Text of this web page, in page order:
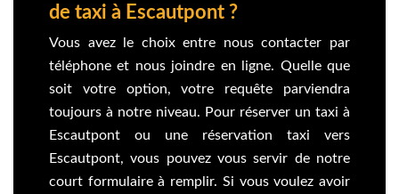
de taxi à Escautpont ?
Vous avez le choix entre nous contacter par
téléphone et nous joindre en ligne. Quelle que
soit votre option, votre requête parviendra
toujours à notre niveau. Pour réserver un taxi à
Escautpont ou une réservation taxi vers
Escautpont, vous pouvez vous servir de notre
court formulaire à remplir. Si vous voulez avoir